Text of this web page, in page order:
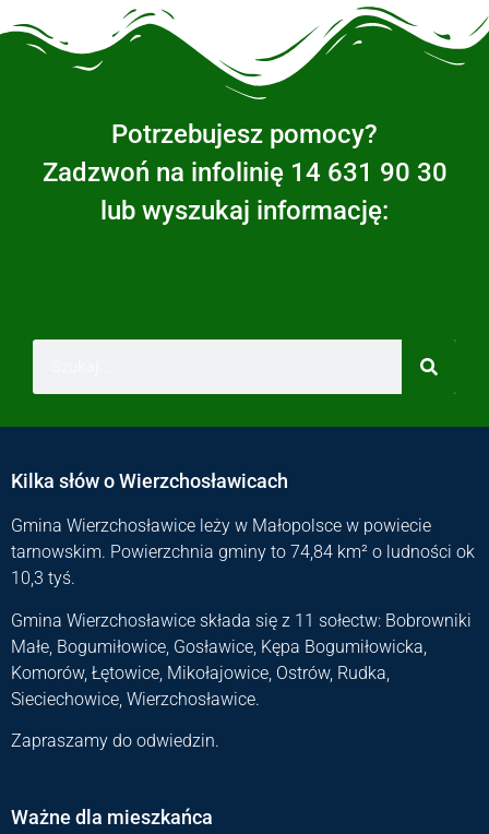
Potrzebujesz pomocy?
Zadzwoń na infolinię 14 631 90 30
lub wyszukaj informację:
Kilka słów o Wierzchosławicach
Gmina Wierzchosławice leży w Małopolsce w powiecie
tarnowskim. Powierzchnia gminy to 74,84 km² o ludności ok
10,3 tyś.
Gmina Wierzchosławice składa się z 11 sołectw: Bobrowniki
Małe, Bogumiłowice, Gosławice, Kępa Bogumiłowicka,
Komorów, Łętowice, Mikołajowice, Ostrów, Rudka,
Sieciechowice, Wierzchosławice.
Zapraszamy do odwiedzin.
Ważne dla mieszkańca